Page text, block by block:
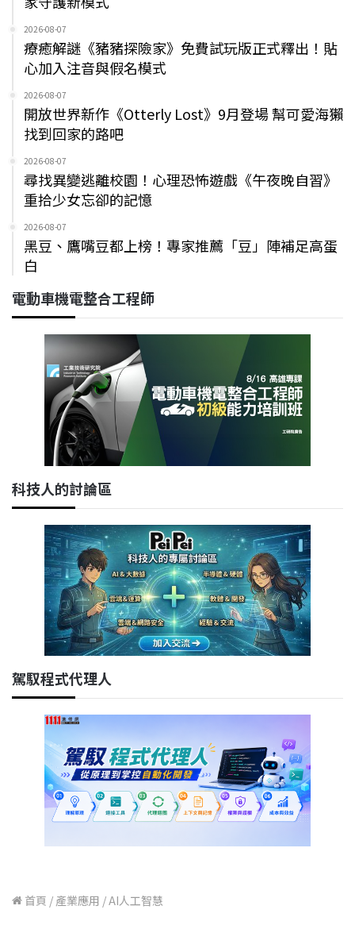
2026-08-07
療癒解謎《豬豬探險家》免費試玩版正式釋出！貼
心加入注音與假名模式
2026-08-07
開放世界新作《Otterly Lost》9月登場 幫可愛海獺
找到回家的路吧
2026-08-07
尋找異變逃離校園！心理恐怖遊戲《午夜晚自習》
重拾少女忘卻的記憶
2026-08-07
黑豆、鷹嘴豆都上榜！專家推薦「豆」陣補足高蛋
白
電動車機電整合工程師
科技人的討論區
駕馭程式代理人